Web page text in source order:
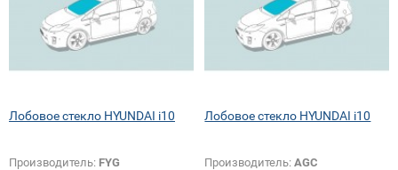
Лобовое стекло HYUNDAI i10
Производитель: FYG
Лобовое стекло HYUNDAI i10
Производитель:AGC